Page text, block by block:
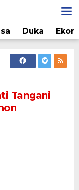
Duka
Tangani